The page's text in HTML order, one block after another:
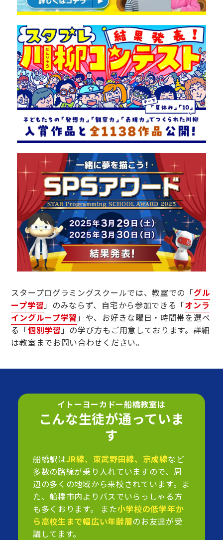
スタープログラミングスクールでは、教室での「グル
ープ学習 」のみならず、自宅から参加できる「オンラ
イングループ学習 」や、お好きな曜日・時間帯を選べ
る「個別学習 」の学び方もご用意しております。詳細
は教室までお問い合わせください。
イトーヨーカドー船橋教室は
こんな生徒が通っていま
す
船橋駅はJR線、東武野田線、京成線など
多数の路線が乗り入れていますので、周
辺の多くの地域から来校されています。ま
た、船橋市内よりバスでいらっしゃる方
も多くおります。 また小学校の低学年か
ら高校生まで幅広い年齢層のお友達が受
講してます。